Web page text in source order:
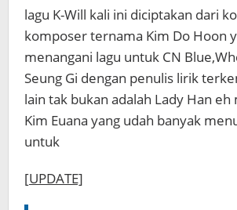
lagu K-Will kali ini diciptakan dari
komposer ternama Kim Do Hoon
menangani lagu untuk CN
Seung Gi dengan penulis lirik
lain tak bukan adalah Lady Han eh
Kim Euana yang udah banyak
untuk
[UPDATE]